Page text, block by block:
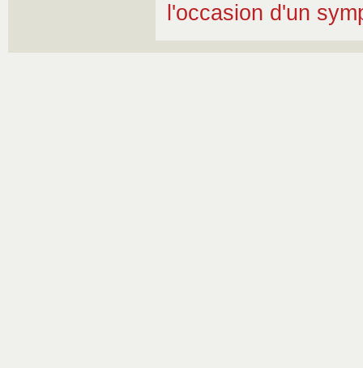
l'occasion d'un